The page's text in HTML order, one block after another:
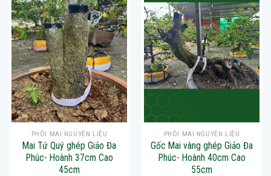
PHÔI MAI NGUYÊN LIỆU
Mai Tứ Quý ghép Giảo Đa
Phúc- Hoành 37cm Cao
45cm
PHÔI MAI NGUYÊN LIỆU
Gốc Mai vàng ghép Giảo Đa
Phúc- Hoành 40cm Cao
55cm